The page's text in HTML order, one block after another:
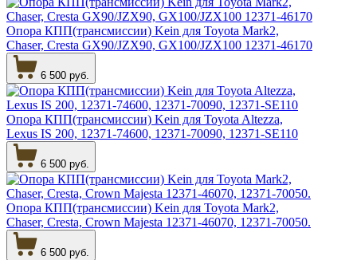
Опора КПП(трансмиссии) Kein для Toyota Mark2,
Chaser, Cresta GX90/JZX90, GX100/JZX100 12371-46170
6 500 руб.
Опора КПП(трансмиссии) Kein для Toyota Altezza,
Lexus IS 200, 12371-74600, 12371-70090, 12371-SE110
6 500 руб.
Опора КПП(трансмиссии) Kein для Toyota Mark2,
Chaser, Cresta, Crown Majesta 12371-46070, 12371-70050.
6 500 руб.